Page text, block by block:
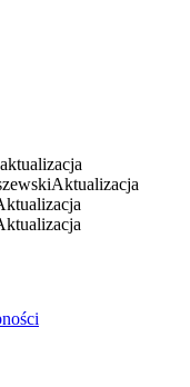
aktualizacja
Aktualizacja